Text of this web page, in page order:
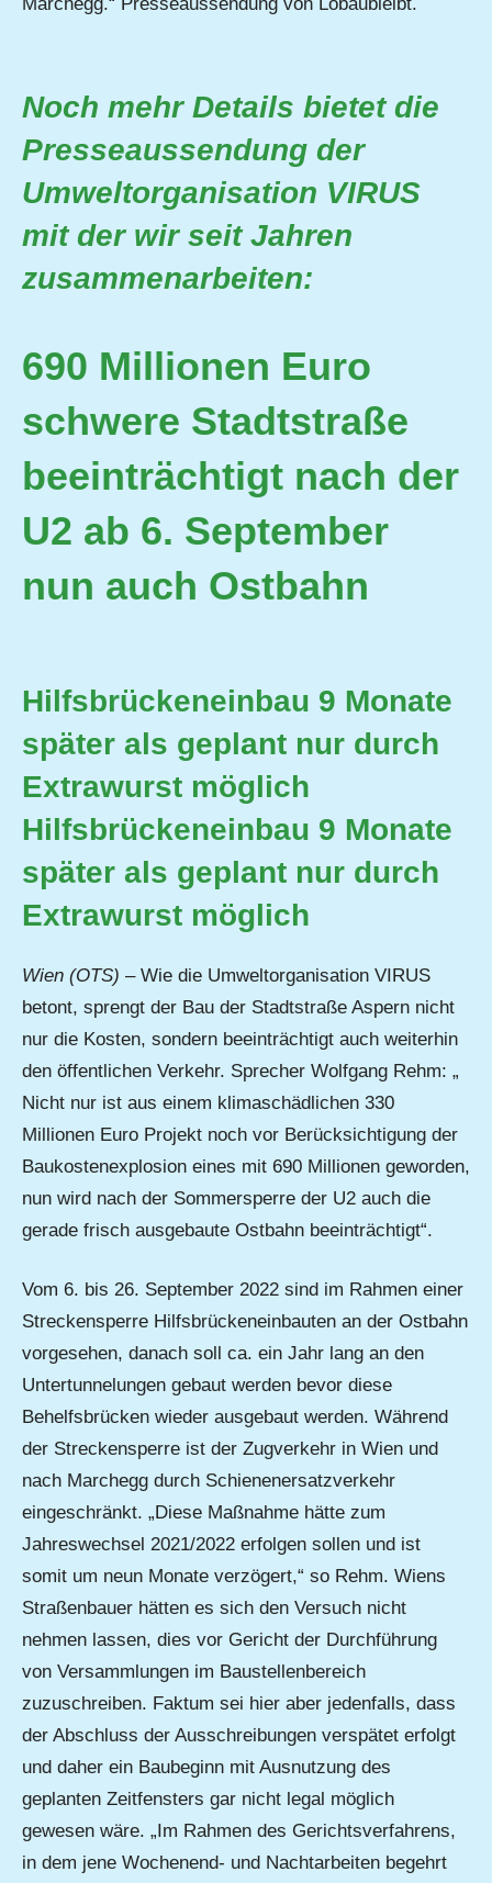
Noch mehr Details bietet die
Presseaussendung der
Umweltorganisation VIRUS
mit der wir seit Jahren
zusammenarbeiten:
690 Millionen Euro
schwere Stadtstraße
beeinträchtigt nach der
U2 ab 6. September
nun auch Ostbahn
Hilfsbrückeneinbau 9 Monate
später als geplant nur durch
Extrawurst möglich
Hilfsbrückeneinbau 9 Monate
später als geplant nur durch
Extrawurst möglich
Wien (OTS) – Wie die Umweltorganisation VIRUS
betont, sprengt der Bau der Stadtstraße Aspern nicht
nur die Kosten, sondern beeinträchtigt auch weiterhin
den öffentlichen Verkehr. Sprecher Wolfgang Rehm: „
Nicht nur ist aus einem klimaschädlichen 330
Millionen Euro Projekt noch vor Berücksichtigung der
Baukostenexplosion eines mit 690 Millionen geworden,
nun wird nach der Sommersperre der U2 auch die
gerade frisch ausgebaute Ostbahn beeinträchtigt“.
Vom 6. bis 26. September 2022 sind im Rahmen einer
Streckensperre Hilfsbrückeneinbauten an der Ostbahn
vorgesehen, danach soll ca. ein Jahr lang an den
Untertunnelungen gebaut werden bevor diese
Behelfsbrücken wieder ausgebaut werden. Während
der Streckensperre ist der Zugverkehr in Wien und
nach Marchegg durch Schienenersatzverkehr
eingeschränkt. „Diese Maßnahme hätte zum
Jahreswechsel 2021/2022 erfolgen sollen und ist
somit um neun Monate verzögert,“ so Rehm. Wiens
Straßenbauer hätten es sich den Versuch nicht
nehmen lassen, dies vor Gericht der Durchführung
von Versammlungen im Baustellenbereich
zuzuschreiben. Faktum sei hier aber jedenfalls, dass
der Abschluss der Ausschreibungen verspätet erfolgt
und daher ein Baubeginn mit Ausnutzung des
geplanten Zeitfensters gar nicht legal möglich
gewesen wäre. „Im Rahmen des Gerichtsverfahrens,
in dem jene Wochenend- und Nachtarbeiten begehrt